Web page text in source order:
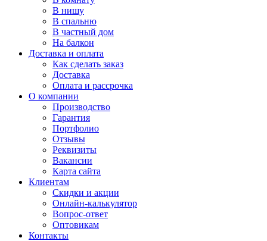
В нишу
В спальню
В частный дом
На балкон
Доставка и оплата
Как сделать заказ
Доставка
Оплата и рассрочка
О компании
Производство
Гарантия
Портфолио
Отзывы
Реквизиты
Вакансии
Карта сайта
Клиентам
Скидки и акции
Онлайн-калькулятор
Вопрос-ответ
Оптовикам
Контакты